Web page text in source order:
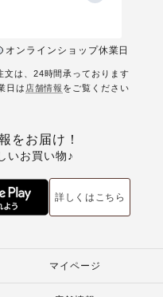
オンラインショップ休業日
は、24時間承っております
日は 店舗情報 をご覧ください
をお届け！
いお買い物♪
詳しくはこちら
マイページ